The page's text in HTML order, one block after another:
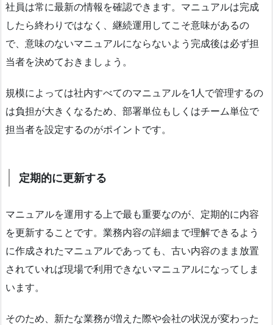
社員は常に最新の情報を確認できます。マニュアルは完成
したら終わりではなく、継続運用してこそ意味があるの
で、意味のないマニュアルにならないよう完成後は必ず担
当者を決めておきましょう。
規模によっては社内すべてのマニュアルを1人で管理するの
は負担が大きくなるため、部署単位もしくはチーム単位で
担当者を設定するのがポイントです。
定期的に更新する
マニュアルを運用する上で最も重要なのが、定期的に内容
を更新することです。業務内容の詳細まで理解できるよう
に作成されたマニュアルであっても、古い内容のまま放置
されていれば現場で利用できないマニュアルになってしま
います。
そのため、新たな業務が増えた際や会社の状況が変わった